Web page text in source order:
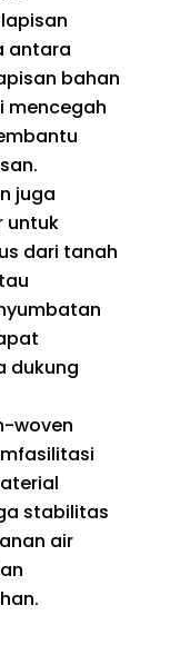
antara
bahan
mencegah
juga
untuk
dari tanah
dukung
woven
stabilitas
air